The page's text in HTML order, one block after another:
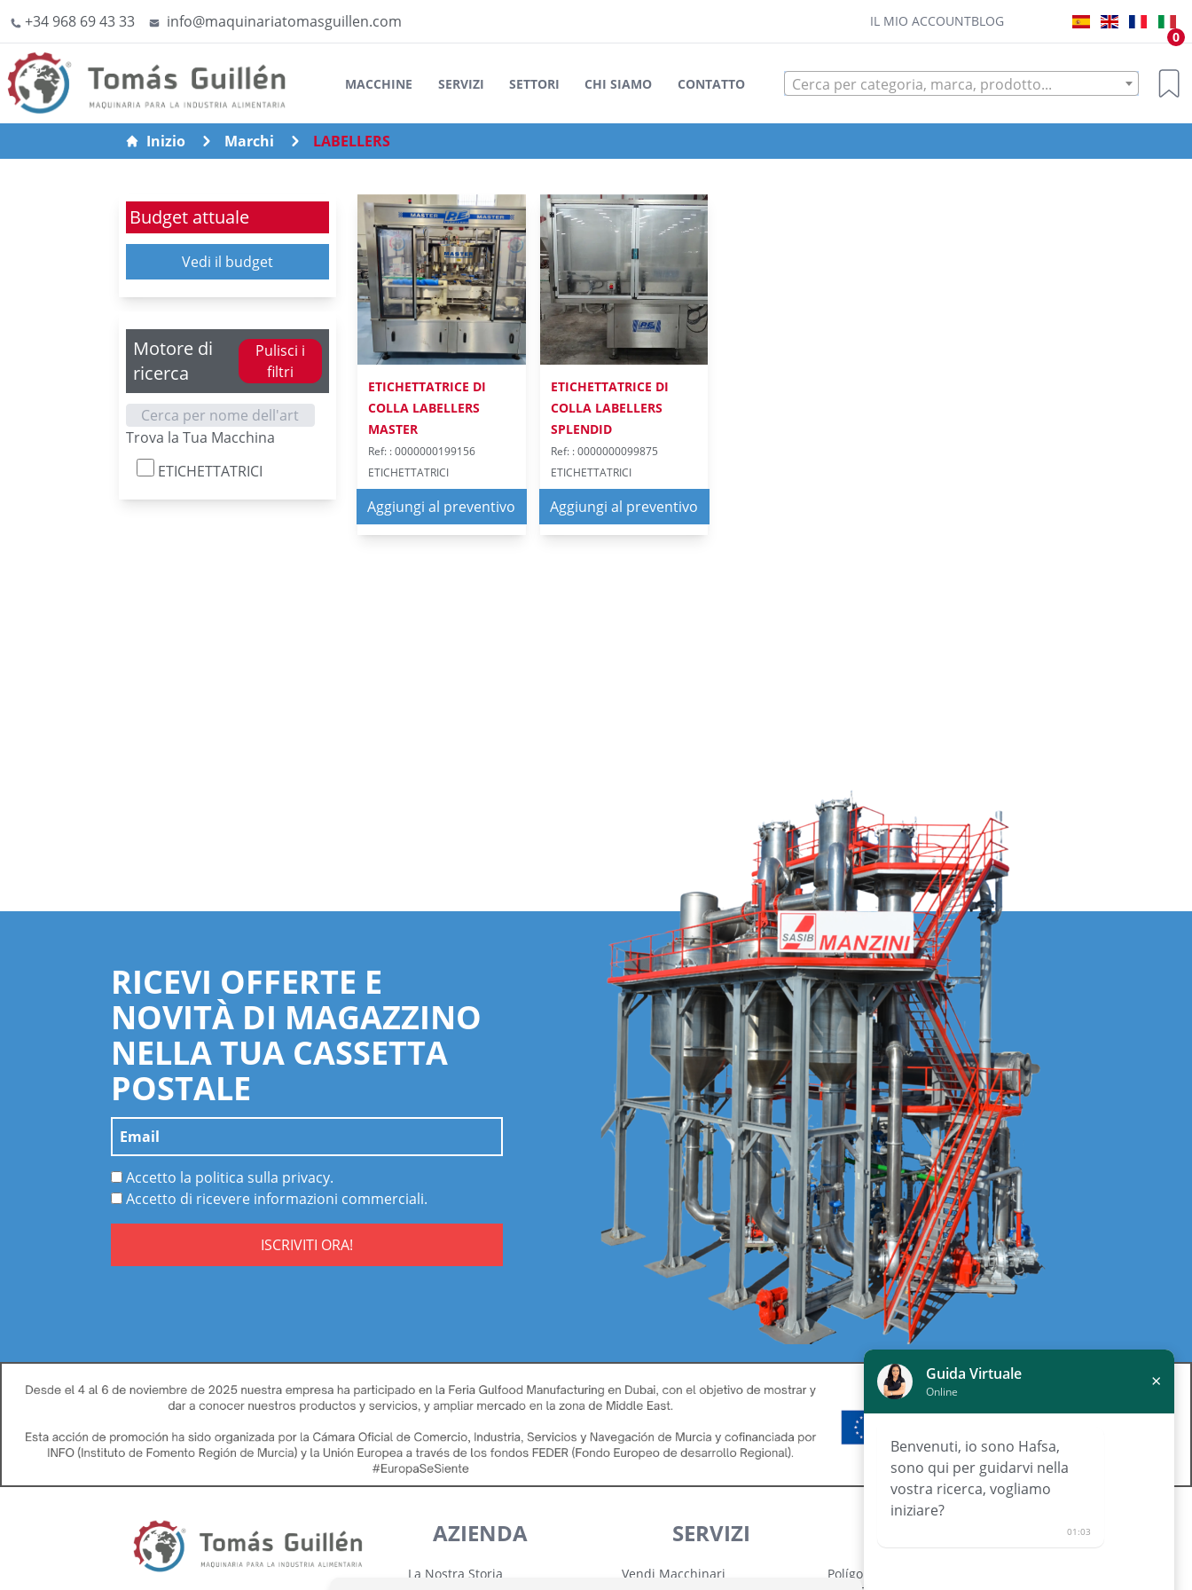
+34 968 69 43 33 info@maquinariatomasguillen.com IL MIO ACCOUNTBLOG
MACCHINE SERVIZI SETTORI CHI SIAMO CONTATTO Cerca per categoria, marca, prodotto...
0
Inizio Marchi LABELLERS
Budget attuale
Vedi il budget
Motore di
ricerca
Pulisci i
filtri
Trova la Tua Macchina
ETICHETTATRICI
ETICHETTATRICE DI
COLLA LABELLERS
MASTER
Ref: : 0000000199156
ETICHETTATRICI
Aggiungi al preventivo
ETICHETTATRICE DI
COLLA LABELLERS
SPLENDID
Ref: : 0000000099875
ETICHETTATRICI
Aggiungi al preventivo
RICEVI OFFERTE E
NOVITÀ DI MAGAZZINO
NELLA TUA CASSETTA
POSTALE
Accetto la politica sulla privacy.
Accetto di ricevere informazioni commerciali.
ISCRIVITI ORA!
AZIENDA
La Nostra Storia
SERVIZI
Vendi Macchinari
Polígono Industrial de Lorquí Parcela
Guida Virtuale
Online ×
Benvenuti, io sono Hafsa,
sono qui per guidarvi nella
vostra ricerca, vogliamo
iniziare?
01:03